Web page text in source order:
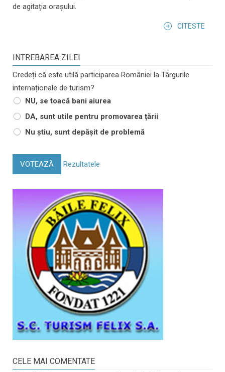
de agitația orașului.
CITESTE
INTREBAREA ZILEI
Credeți că este utilă participarea României la Târgurile
internaționale de turism?
NU, se toacă bani aiurea
DA, sunt utile pentru promovarea țării
Nu știu, sunt depășit de problemă
VOTEAZĂ Rezultatele
CELE MAI COMENTATE